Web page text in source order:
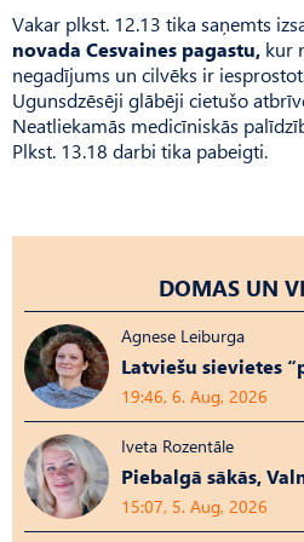
Vakar plkst. 12.13 tika saņemts
novada Cesvaines pagastu, kur
negadījums un cilvēks ir
Ugunsdzēsēji glābēji cietušo
Neatliekamās medicīniskās
Plkst. 13.18 darbi tika pabeigti.
DOMAS UN
Agnese Leiburga
Latviešu sievietes
19:46, 6. Aug, 2026
Iveta Rozentāle
Piebalgā sākās,
15:07, 5. Aug, 2026